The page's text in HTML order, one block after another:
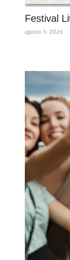
Festival
agosto 5, 2026